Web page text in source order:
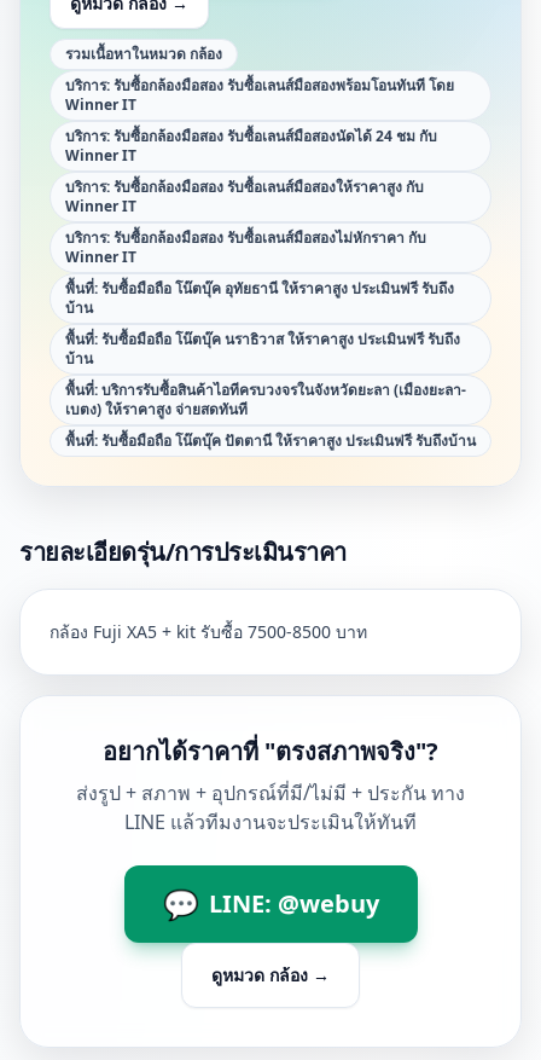
รวมเนื้อหาในหมวด กล้อง
บริการ: รับซื้อกล้องมือสอง รับซื้อเลนส์มือสองพร้อมโอนทันที โดย
Winner IT
บริการ: รับซื้อกล้องมือสอง รับซื้อเลนส์มือสองนัดได้ 24 ชม กับ
Winner IT
บริการ: รับซื้อกล้องมือสอง รับซื้อเลนส์มือสองให้ราคาสูง กับ
Winner IT
บริการ: รับซื้อกล้องมือสอง รับซื้อเลนส์มือสองไม่หักราคา กับ
Winner IT
พื้นที่: รับซื้อมือถือ โน๊ตบุ๊ค อุทัยธานี ให้ราคาสูง ประเมินฟรี รับถึง
บ้าน
พื้นที่: รับซื้อมือถือ โน๊ตบุ๊ค นราธิวาส ให้ราคาสูง ประเมินฟรี รับถึง
บ้าน
พื้นที่: บริการรับซื้อสินค้าไอทีครบวงจรในจังหวัดยะลา (เมืองยะลา-
เบตง) ให้ราคาสูง จ่ายสดทันที
พื้นที่: รับซื้อมือถือ โน๊ตบุ๊ค ปัตตานี ให้ราคาสูง ประเมินฟรี รับถึงบ้าน
รายละเอียดรุ่น/การประเมินราคา
กล้อง Fuji XA5 + kit รับซื้อ 7500-8500 บาท
อยากได้ราคาที่ "ตรงสภาพจริง"?
ส่งรูป + สภาพ + อุปกรณ์ที่มี/ไม่มี + ประกัน ทาง
LINE แล้วทีมงานจะประเมินให้ทันที
💬 LINE: @webuy
ดูหมวด กล้อง →